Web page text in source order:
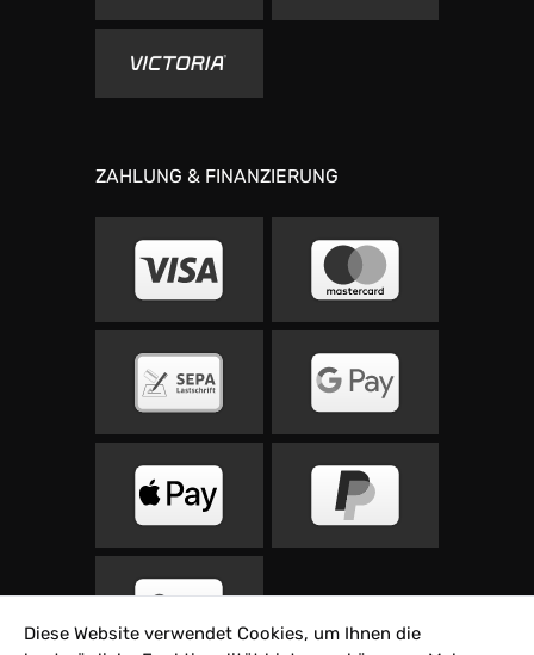
ZAHLUNG & FINANZIERUNG
Diese Website verwendet Cookies, um Ihnen die